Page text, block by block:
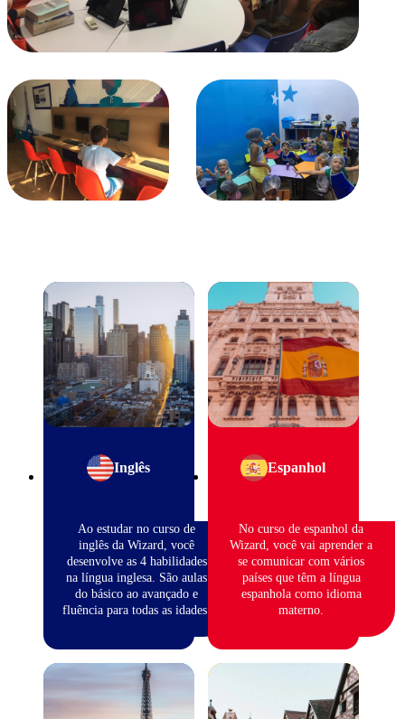
Inglês
Ao estudar no curso de
inglês da Wizard, você
desenvolve as 4 habilidades
na língua inglesa. São aulas
do básico ao avançado e
fluência para todas as idades.
Espanhol
No curso de espanhol da
Wizard, você vai aprender a
se comunicar com vários
países que têm a língua
espanhola como idioma
materno.